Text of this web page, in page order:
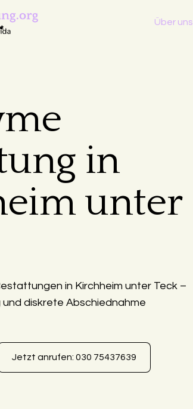
Über uns
in
unter
in Kirchheim unter Teck –
diskrete Abschiednahme
Jetzt anrufen: 030 75437639